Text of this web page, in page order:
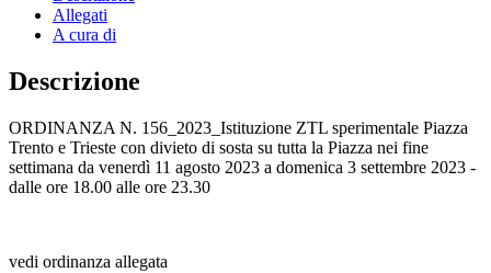
Allegati
A cura di
Descrizione
ORDINANZA N. 156_2023_Istituzione ZTL sperimentale Piazza
Trento e Trieste con divieto di sosta su tutta la Piazza nei fine
settimana da venerdì 11 agosto 2023 a domenica 3 settembre 2023 -
dalle ore 18.00 alle ore 23.30
vedi ordinanza allegata